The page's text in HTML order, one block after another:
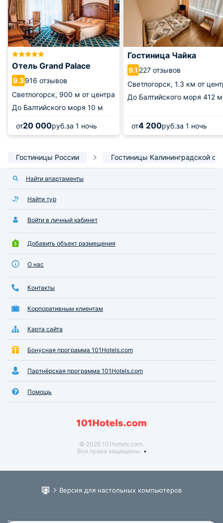
Отель Grand Palace
9.3916 отзывов
Светлогорск, 900 м от центра
До Балтийского моря 10 м
от20 000руб.за 1 ночь
Гостиница Чайка
9.1 227 отзывов
Светлогорск, 1.3 км от
До Балтийского моря 412 м
от4 200руб.за 1 ночь
Гостиницы России Гостиницы Калининградской
Найти апартаменты
Найти тур
Войти в личный кабинет
Добавить объект размещения
О нас
Контакты
Корпоративным клиентам
Карта сайта
Бонусная программа 101Hotels.com
Партнёрская программа 101Hotels.com
Помощь
© 2026 101hotels.com.
Все права защищены.
Версия для настольных компьютеров